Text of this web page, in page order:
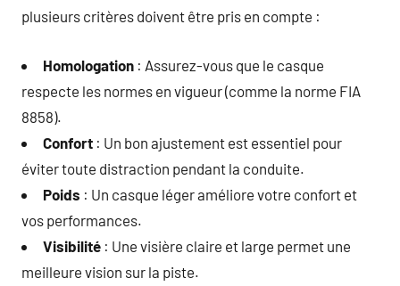
plusieurs critères doivent être pris en compte :
Homologation : Assurez-vous que le casque
respecte les normes en vigueur (comme la norme FIA
8858).
Confort : Un bon ajustement est essentiel pour
éviter toute distraction pendant la conduite.
Poids : Un casque léger améliore votre confort et
vos performances.
Visibilité : Une visière claire et large permet une
meilleure vision sur la piste.